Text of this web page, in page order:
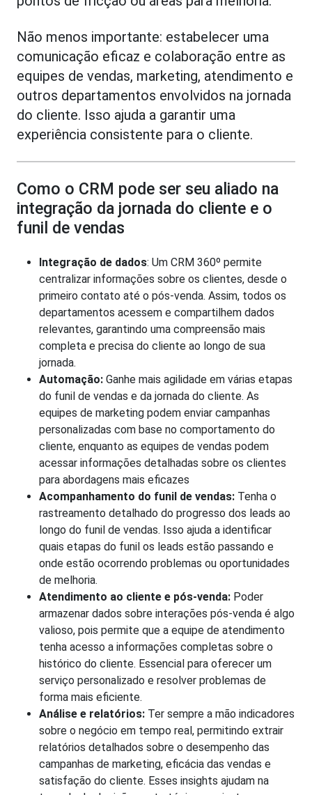
Não menos importante: estabelecer uma
comunicação eficaz e colaboração entre as
equipes de vendas, marketing, atendimento e
outros departamentos envolvidos na jornada
do cliente. Isso ajuda a garantir uma
experiência consistente para o cliente.
Como o CRM pode ser seu aliado na
integração da jornada do cliente e o
funil de vendas
Integração de dados: Um CRM 360º permite
centralizar informações sobre os clientes, desde o
primeiro contato até o pós-venda. Assim, todos os
departamentos acessem e compartilhem dados
relevantes, garantindo uma compreensão mais
completa e precisa do cliente ao longo de sua
jornada.
Automação: Ganhe mais agilidade em várias etapas
do funil de vendas e da jornada do cliente. As
equipes de marketing podem enviar campanhas
personalizadas com base no comportamento do
cliente, enquanto as equipes de vendas podem
acessar informações detalhadas sobre os clientes
para abordagens mais eficazes
Acompanhamento do funil de vendas: Tenha o
rastreamento detalhado do progresso dos leads ao
longo do funil de vendas. Isso ajuda a identificar
quais etapas do funil os leads estão passando e
onde estão ocorrendo problemas ou oportunidades
de melhoria.
Atendimento ao cliente e pós-venda: Poder
armazenar dados sobre interações pós-venda é algo
valioso, pois permite que a equipe de atendimento
tenha acesso a informações completas sobre o
histórico do cliente. Essencial para oferecer um
serviço personalizado e resolver problemas de
forma mais eficiente.
Análise e relatórios: Ter sempre a mão indicadores
sobre o negócio em tempo real, permitindo extrair
relatórios detalhados sobre o desempenho das
campanhas de marketing, eficácia das vendas e
satisfação do cliente. Esses insights ajudam na